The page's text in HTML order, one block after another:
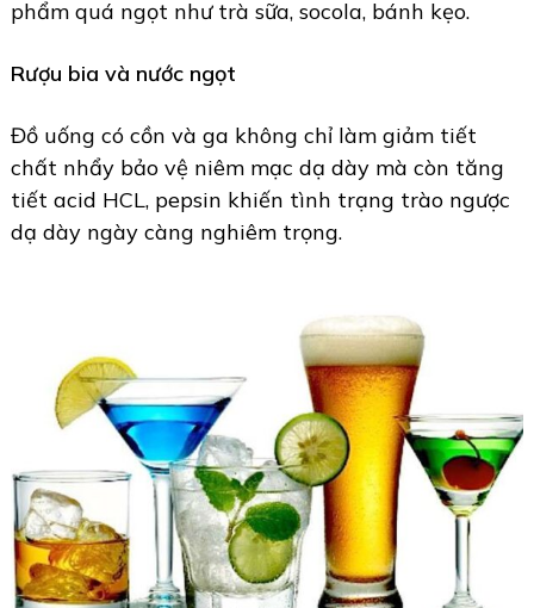
phẩm quá ngọt như trà sữa, socola, bánh kẹo.
Rượu bia và nước ngọt
Đồ uống có cồn và ga không chỉ làm giảm tiết
chất nhẩy bảo vệ niêm mạc dạ dày mà còn tăng
tiết acid HCL, pepsin khiến tình trạng trào ngược
dạ dày ngày càng nghiêm trọng.